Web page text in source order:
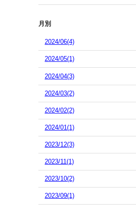
月別
2024/06(4)
2024/05(1)
2024/04(3)
2024/03(2)
2024/02(2)
2024/01(1)
2023/12(3)
2023/11(1)
2023/10(2)
2023/09(1)